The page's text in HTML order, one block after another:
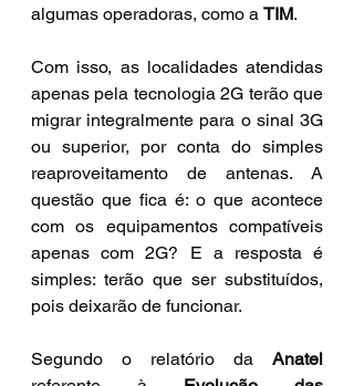
algumas operadoras, como a TIM.
Com isso, as localidades atendidas
apenas pela tecnologia 2G terão que
migrar integralmente para o sinal 3G
ou superior, por conta do simples
reaproveitamento de antenas. A
questão que fica é: o que acontece
com os equipamentos compatíveis
apenas com 2G? E a resposta é
simples: terão que ser substituídos,
pois deixarão de funcionar.
Segundo o relatório da